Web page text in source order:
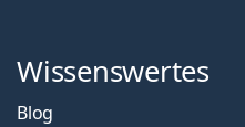
Wissenswertes
Blog